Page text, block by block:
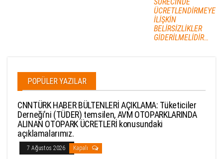
ÜCRETLENDİRMEYE
İLİŞKİN
BELİRSİZLİKLER
GİDERİLMELİDİR…
POPÜLER YAZILAR
CNNTÜRK HABER BÜLTENLERİ AÇIKLAMA: Tüketiciler
Derneği’ni (TÜDER) temsilen, AVM OTOPARKLARINDA
ALINAN OTOPARK ÜCRETLERİ konusundaki
açıklamalarımız.
7 Ağustos 2026 Kapalı